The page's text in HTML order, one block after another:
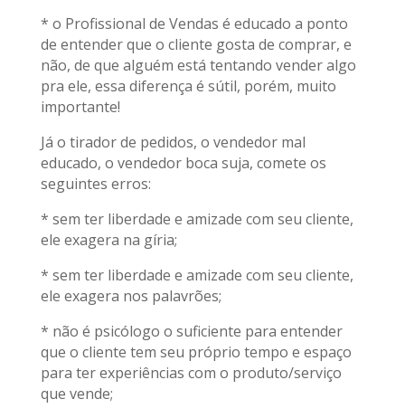
* o Profissional de Vendas é educado a ponto
de entender que o cliente gosta de comprar, e
não, de que alguém está tentando vender algo
pra ele, essa diferença é sútil, porém, muito
importante!
Já o tirador de pedidos, o vendedor mal
educado, o vendedor boca suja, comete os
seguintes erros:
* sem ter liberdade e amizade com seu cliente,
ele exagera na gíria;
* sem ter liberdade e amizade com seu cliente,
ele exagera nos palavrões;
* não é psicólogo o suficiente para entender
que o cliente tem seu próprio tempo e espaço
para ter experiências com o produto/serviço
que vende;